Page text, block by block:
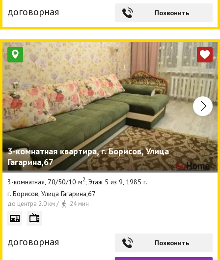
договорная Позвонить
3-комнатная квартира, г. Борисов, Улица
Гагарина,67
3-комнатная, 70/50/10 м2, Этаж 5 из 9, 1985 г.
г. Борисов, Улица Гагарина,67
до центра 2.0 км / 24 мин
договорная Позвонить